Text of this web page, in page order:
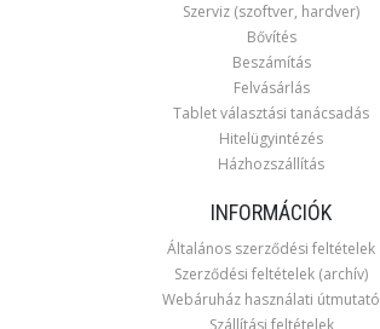
Szerviz (szoftver, hardver)
Bővítés
Beszámítás
Felvásárlás
Tablet választási tanácsadás
Hitelügyintézés
Házhozszállítás
INFORMÁCIÓK
Általános szerződési feltételek
Szerződési feltételek (archív)
Webáruház használati útmutató